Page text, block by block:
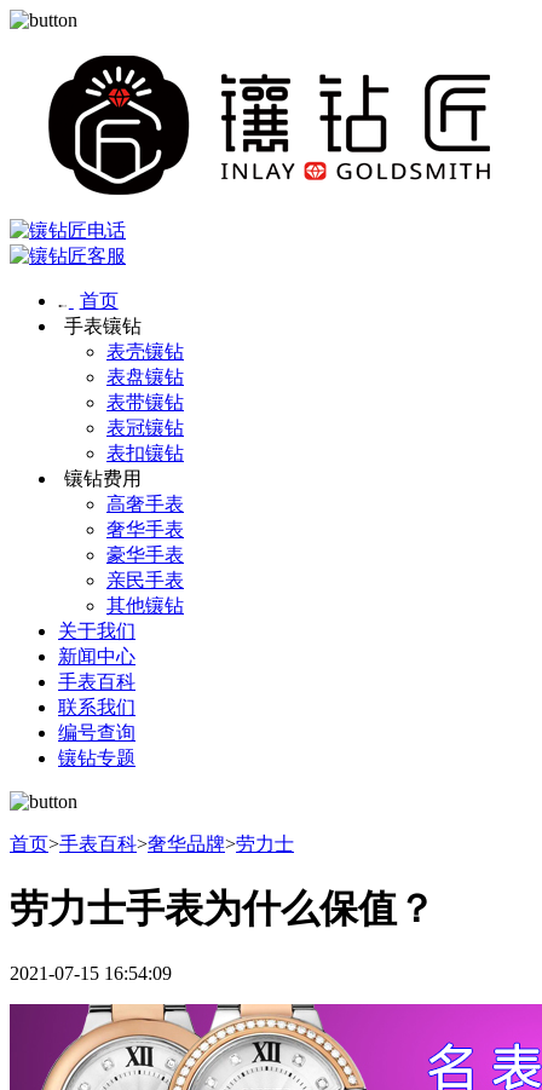
首页
手表镶钻
表壳镶钻
表盘镶钻
表带镶钻
表冠镶钻
表扣镶钻
镶钻费用
高奢手表
奢华手表
豪华手表
亲民手表
其他镶钻
关于我们
新闻中心
手表百科
联系我们
编号查询
镶钻专题
首页>手表百科>奢华品牌>劳力士
劳力士手表为什么保值？
2021-07-15 16:54:09